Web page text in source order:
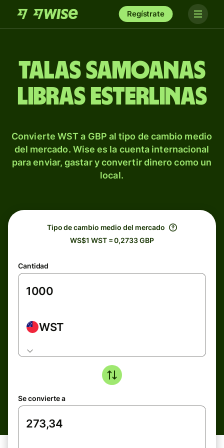
Regístrate
Talas samoanas
libras esterlinas
Convierte WST a GBP al tipo de cambio medio
del mercado. Wise es la cuenta internacional
para enviar, gastar y convertir dinero como un
local.
Tipo de cambio medio del mercado
WS$1 WST = 0,2733 GBP
Cantidad
WST
Se convierte a